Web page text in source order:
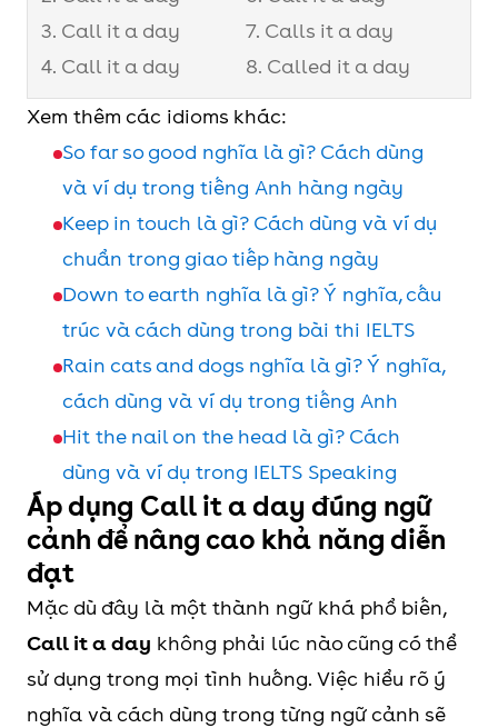
3. Call it a day
4. Call it a day
7. Calls it a day
8. Called it a day
Xem thêm các idioms khác:
So far so good nghĩa là gì? Cách dùng
và ví dụ trong tiếng Anh hàng ngày
Keep in touch là gì? Cách dùng và ví dụ
chuẩn trong giao tiếp hàng ngày
Down to earth nghĩa là gì? Ý nghĩa, cấu
trúc và cách dùng trong bài thi IELTS
Rain cats and dogs nghĩa là gì? Ý nghĩa,
cách dùng và ví dụ trong tiếng Anh
Hit the nail on the head là gì? Cách
dùng và ví dụ trong IELTS Speaking
Áp dụng Call it a day đúng ngữ
cảnh để nâng cao khả năng diễn
đạt
Mặc dù đây là một thành ngữ khá phổ biến,
Call it a day không phải lúc nào cũng có thể
sử dụng trong mọi tình huống. Việc hiểu rõ ý
nghĩa và cách dùng trong từng ngữ cảnh sẽ